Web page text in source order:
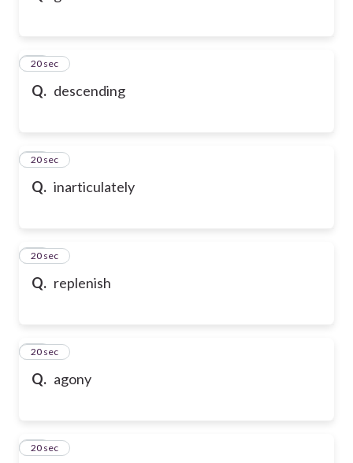
Q. descending
43
20 sec
Q. inarticulately
44
20 sec
Q. replenish
45
20 sec
Q. agony
46
20 sec
47
20 sec